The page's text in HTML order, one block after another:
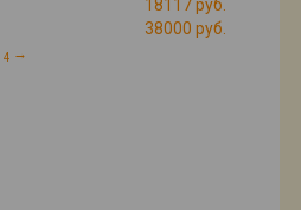
18117 руб.
38000 руб.
4 →